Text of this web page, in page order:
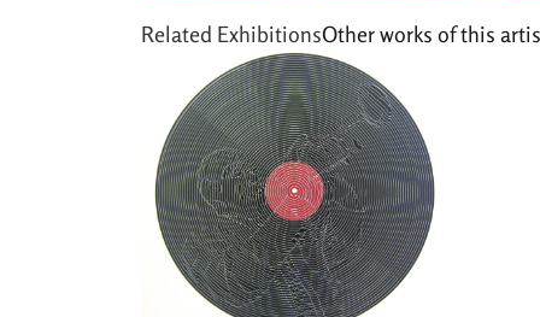
Related ExhibitionsOther works of this